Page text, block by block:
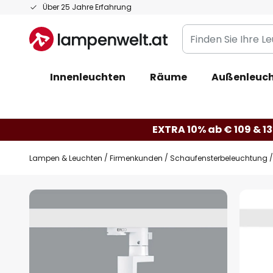
Über 25 Jahre Erfahrung
Zum
springen
Finden
Sie
Leuchte...
Innenleuchten Räume
EXTRA 10% ab € 109 &
Lampen & Leuchten Firmenkunden Schaufensterbeleuchtung
Zum
Ende
der